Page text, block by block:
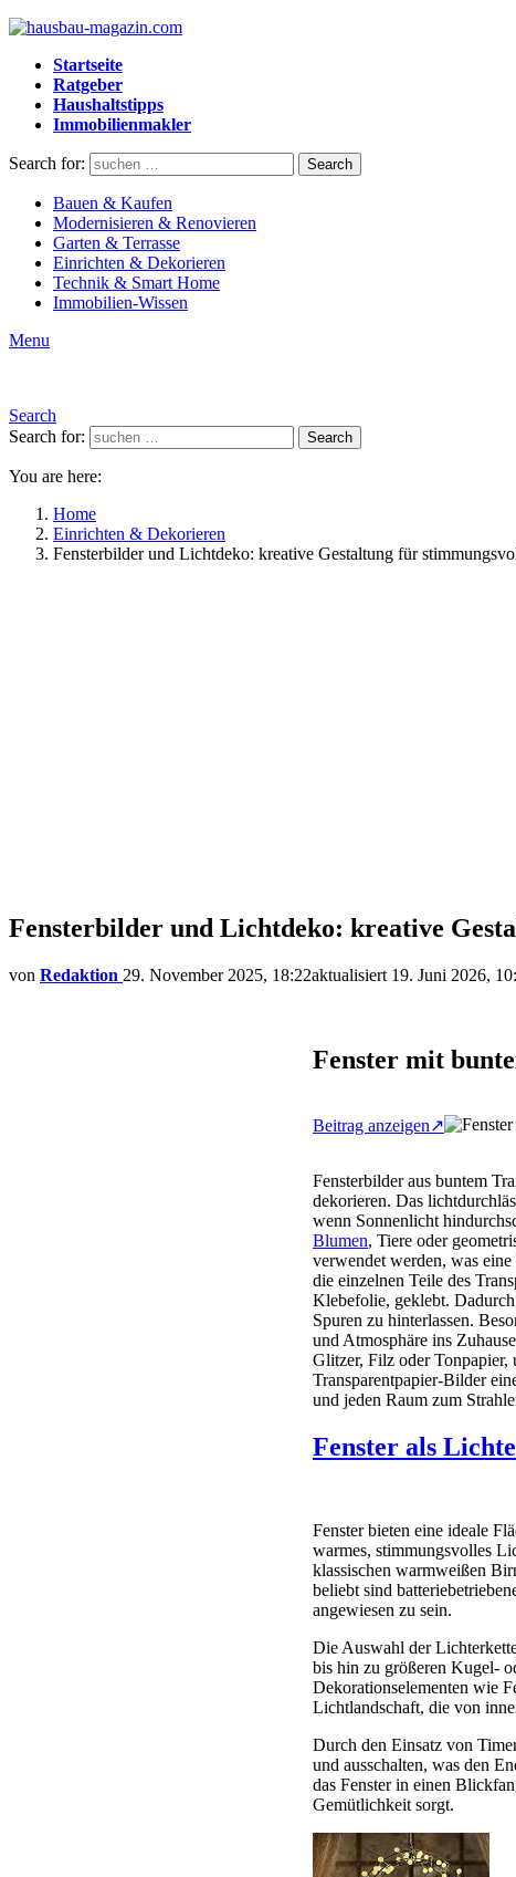
Startseite
Ratgeber
Haushaltstipps
Immobilienmakler
Search for: Search
Bauen & Kaufen
Modernisieren & Renovieren
Garten & Terrasse
Einrichten & Dekorieren
Technik & Smart Home
Immobilien-Wissen
Menu
Search
Search for:
Search
You are here:
Home
Einrichten & Dekorieren
Fensterbilder und Lichtdeko: kreative Gestaltung für
Fensterbilder und Lichtdeko: kreative
von Redaktion 29. November 2025, 18:22aktualisiert 19. Juni 2026,
Fenster mit
Beitrag anzeigen↗
Fensterbilder aus buntem
dekorieren. Das
wenn Sonnenlicht
Blumen, Tiere oder
verwendet werden, was
die einzelnen Teile des
Klebefolie, geklebt.
Spuren zu hinterlassen.
und Atmosphäre ins
Glitzer, Filz oder Tonpapier,
Transparentpapier-Bilder
und jeden Raum zum
Fenster als
Fenster bieten eine ideale
warmes, stimmungsvolles
klassischen warmweißen
beliebt sind
angewiesen zu sein.
Die Auswahl der
bis hin zu größeren Kugel-
Dekorationselementen wie
Lichtlandschaft, die von
Durch den Einsatz von
und ausschalten, was den
das Fenster in einen
Gemütlichkeit sorgt.